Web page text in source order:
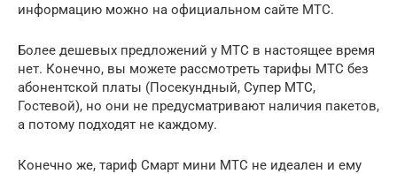
информацию можно на официальном сайте МТС.
Более дешевых предложений у МТС в настоящее время
нет. Конечно, вы можете рассмотреть тарифы МТС без
абонентской платы (Посекундный, Супер МТС,
Гостевой), но они не предусматривают наличия пакетов,
а потому подходят не каждому.
Конечно же, тариф Смарт мини МТС не идеален и ему